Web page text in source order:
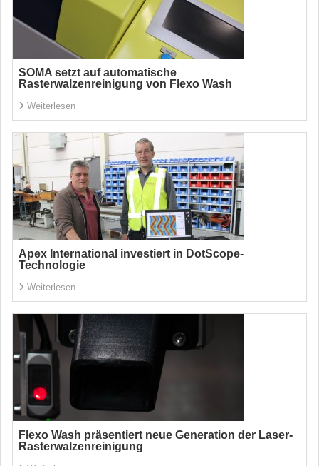
SOMA setzt auf automatische
Rasterwalzenreinigung von Flexo Wash
Weiterlesen
Apex International investiert in DotScope-
Technologie
Weiterlesen
Flexo Wash präsentiert neue Generation der Laser-
Rasterwalzenreinigung